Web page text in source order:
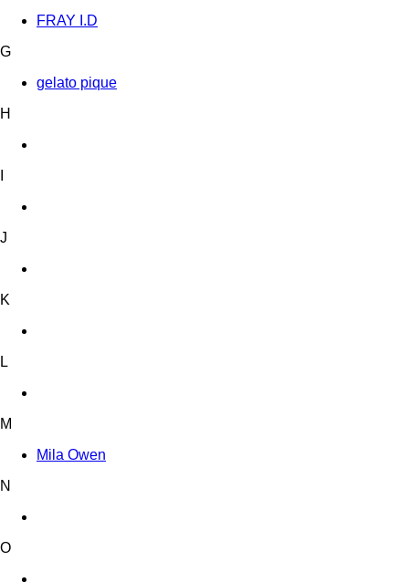
FRAY I.D
G
gelato pique
H
J
K
L
M
Mila Owen
N
O